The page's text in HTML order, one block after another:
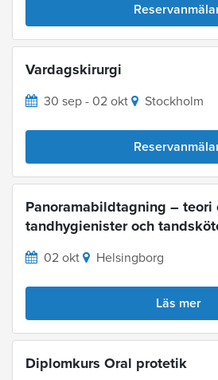
Vardagskirurgi
30 sep - 02 okt Stockholm
Panoramabildtagning –
tandhygienister och
02 okt Helsingborg
Läs mer
Diplomkurs Oral protetik